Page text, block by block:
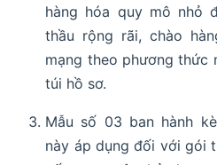
hàng hóa quy mô nhỏ
thầu rộng rãi, chào
mạng theo phương thức
túi hồ sơ.
Mẫu số 03 ban hành
này áp dụng đối với gói